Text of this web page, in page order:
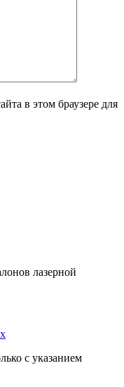
в этом браузере для
лазерной
с указанием